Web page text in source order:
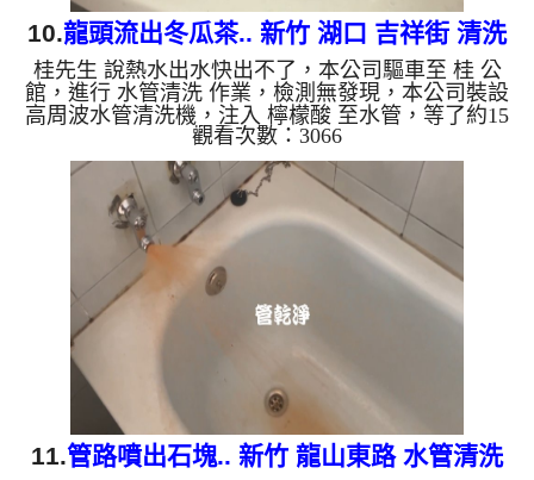
10.龍頭流出冬瓜茶.. 新竹 湖口 吉祥街 清洗
水管
桂先生 說熱水出水快出不了，本公司驅車至 桂 公
館，進行 水管清洗 作業，檢測無發現，本公司裝設
高周波水管清洗機，注入 檸檬酸 至水管，等了約15
分，開啟 水管清洗機 ，啟動 螺旋波 模式，一洗水管
就流出髒水，突然流出冬瓜茶，伴隨惡臭，二個多小
時後，熱水出水量恢復了。 如是自來水，如水管老
化，會產生鐵鏽跟泥沙堆積，洗出來的水就會是咖啡
色，地下水含有氧化錳，管壁上會結成黑色管垢，洗
出來的水會跟石油一樣黑，有些洗出綠色的水，是因
為裡面有銅的物質，生鏽產生銅綠，如是藍色的水，
是因為水龍頭合金的...
觀看次數：3066
11.管路噴出石塊.. 新竹 龍山東路 水管清洗